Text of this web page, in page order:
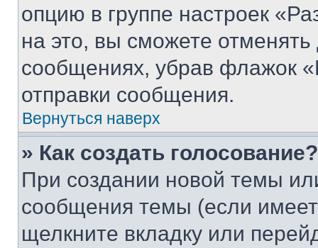
опцию в группе настроек
на это, вы сможете
сообщениях, убрав флажок
отправки сообщения.
Вернуться наверх
» Как создать голосование?
При создании новой темы
сообщения темы (если
щелкните вкладку или